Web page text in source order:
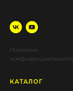
Политика
конфиденциальности
КАТАЛОГ